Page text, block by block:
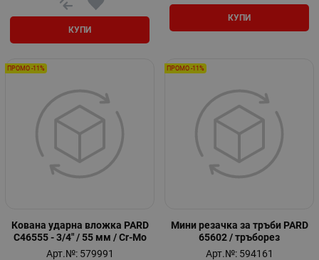
КУПИ
КУПИ
Кована ударна вложка PARD
C46555 - 3/4" / 55 мм / Cr-Mo
Арт.№: 579991
ПРОМО -11%
Мини резачка за тръби PARD
65602 / тръборез
Арт.№: 594161
ПРОМО -11%